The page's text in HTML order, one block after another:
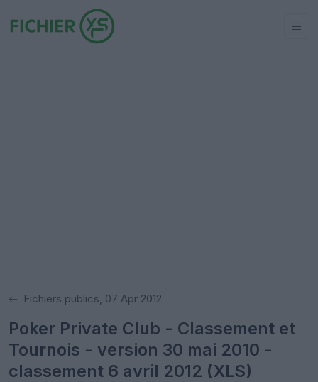
Fichiers publics, 07 Apr 2012
Poker Private Club - Classement et
Tournois - version 30 mai 2010 -
classement 6 avril 2012 (XLS)